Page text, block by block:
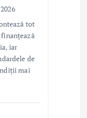
tot
iar
de
mai